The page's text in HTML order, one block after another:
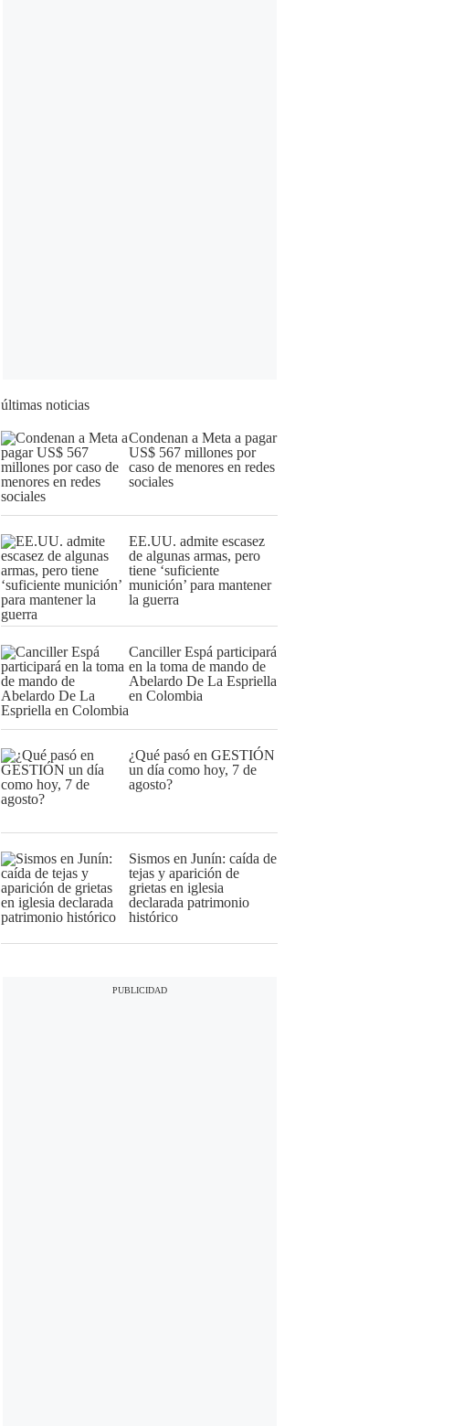
últimas noticias
Condenan a Meta a pagar
US$ 567 millones por
caso de menores en redes
sociales
EE.UU. admite escasez
de algunas armas, pero
tiene ‘suficiente
munición’ para mantener
la guerra
Canciller Espá participará
en la toma de mando de
Abelardo De La Espriella
en Colombia
¿Qué pasó en GESTIÓN
un día como hoy, 7 de
agosto?
Sismos en Junín: caída de
tejas y aparición de
grietas en iglesia
declarada patrimonio
histórico